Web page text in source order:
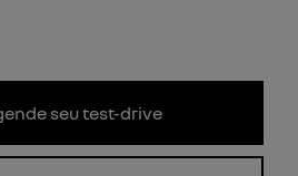
seu test-drive